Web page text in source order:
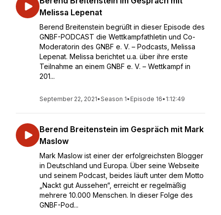
Melissa Lepenat
Berend Breitenstein begrüßt in dieser Episode des
GNBF-PODCAST die Wettkampfathletin und Co-
Moderatorin des GNBF e. V. – Podcasts, Melissa
Lepenat. Melissa berichtet u.a. über ihre erste
Teilnahme an einem GNBF e. V. – Wettkampf in
201...
September 22, 2021•Season 1• Episode 16• 1:12:49
Berend Breitenstein im Gespräch mit Mark
Maslow
Mark Maslow ist einer der erfolgreichsten Blogger
in Deutschland und Europa. Über seine Webseite
und seinem Podcast, beides läuft unter dem Motto
„Nackt gut Aussehen“, erreicht er regelmäßig
mehrere 10.000 Menschen. In dieser Folge des
GNBF-Pod...